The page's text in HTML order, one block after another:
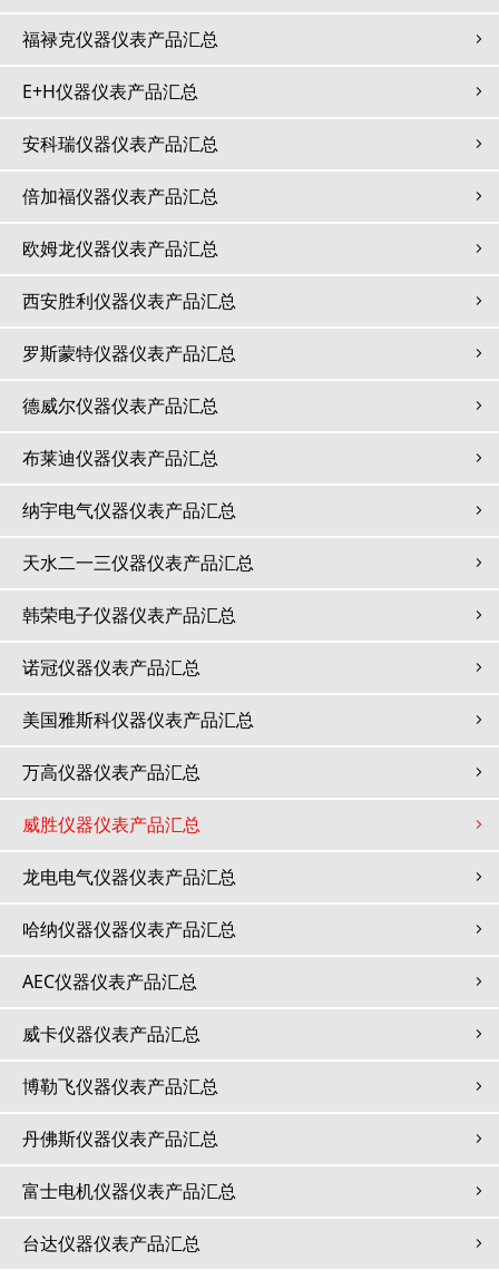
福禄克仪器仪表产品汇总
E+H仪器仪表产品汇总
安科瑞仪器仪表产品汇总
倍加福仪器仪表产品汇总
欧姆龙仪器仪表产品汇总
西安胜利仪器仪表产品汇总
罗斯蒙特仪器仪表产品汇总
德威尔仪器仪表产品汇总
布莱迪仪器仪表产品汇总
纳宇电气仪器仪表产品汇总
天水二一三仪器仪表产品汇总
韩荣电子仪器仪表产品汇总
诺冠仪器仪表产品汇总
美国雅斯科仪器仪表产品汇总
万高仪器仪表产品汇总
威胜仪器仪表产品汇总
龙电电气仪器仪表产品汇总
哈纳仪器仪器仪表产品汇总
AEC仪器仪表产品汇总
威卡仪器仪表产品汇总
博勒飞仪器仪表产品汇总
丹佛斯仪器仪表产品汇总
富士电机仪器仪表产品汇总
台达仪器仪表产品汇总